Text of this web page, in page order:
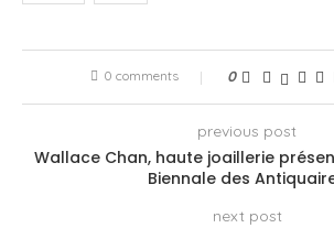
0 comments 0
previous post
Wallace Chan, haute joaillerie
Biennale des
next post